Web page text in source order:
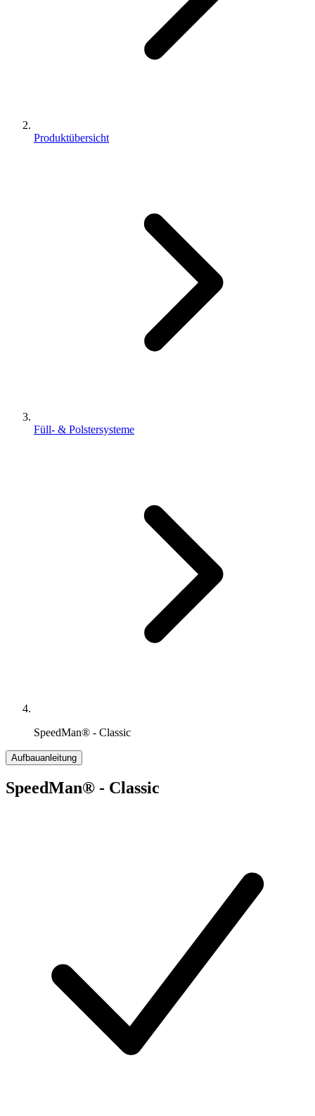
Produktübersicht
Füll- & Polstersysteme
SpeedMan® - Classic
Aufbauanleitung
SpeedMan® - Classic